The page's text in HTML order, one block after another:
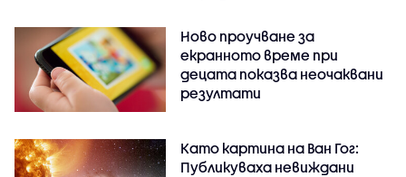
Ново проучване за
екранното време при
децата показва неочаквани
резултати
Като картина на Ван Гог:
Публикуваха невиждани